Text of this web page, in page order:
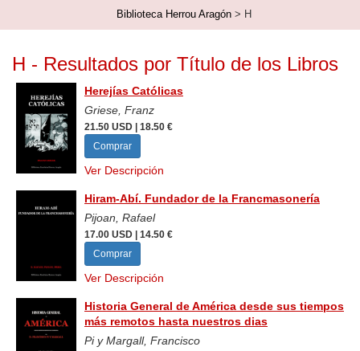
Biblioteca Herrou Aragón > H
H - Resultados por Título de los Libros
Herejías Católicas
Griese, Franz
21.50 USD | 18.50 €
Comprar
Ver Descripción
Hiram-Abí. Fundador de la Francmasonería
Pijoan, Rafael
17.00 USD | 14.50 €
Comprar
Ver Descripción
Historia General de América desde sus tiempos
más remotos hasta nuestros dias
Pi y Margall, Francisco